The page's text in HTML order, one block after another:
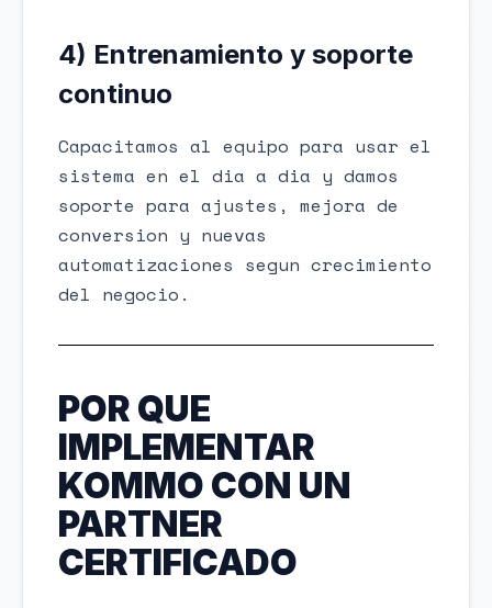
4) Entrenamiento y soporte
continuo
Capacitamos al equipo para usar el
sistema en el dia a dia y damos
soporte para ajustes, mejora de
conversion y nuevas
automatizaciones segun crecimiento
del negocio.
POR QUE
IMPLEMENTAR
KOMMO CON UN
PARTNER
CERTIFICADO